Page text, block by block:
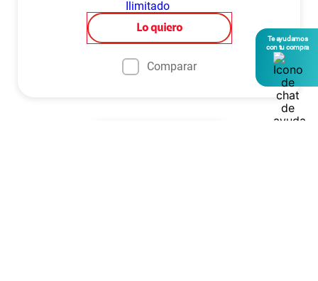
Te ayudamos
con tu compra
Lo quiero
Comparar